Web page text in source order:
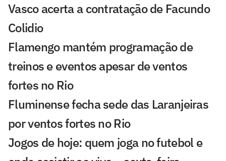
Vasco acerta a contratação de Facundo
Colidio
Flamengo mantém programação de
treinos e eventos apesar de ventos
fortes no Rio
Fluminense fecha sede das Laranjeiras
por ventos fortes no Rio
Jogos de hoje: quem joga no futebol e